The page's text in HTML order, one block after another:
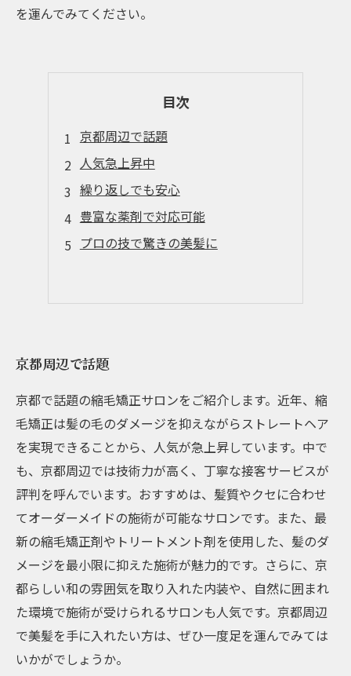
を運んでみてください。
目次
京都周辺で話題
人気急上昇中
繰り返しでも安心
豊富な薬剤で対応可能
プロの技で驚きの美髪に
京都周辺で話題
京都で話題の縮毛矯正サロンをご紹介します。近年、縮
毛矯正は髪の毛のダメージを抑えながらストレートヘア
を実現できることから、人気が急上昇しています。中で
も、京都周辺では技術力が高く、丁寧な接客サービスが
評判を呼んでいます。おすすめは、髪質やクセに合わせ
てオーダーメイドの施術が可能なサロンです。また、最
新の縮毛矯正剤やトリートメント剤を使用した、髪のダ
メージを最小限に抑えた施術が魅力的です。さらに、京
都らしい和の雰囲気を取り入れた内装や、自然に囲まれ
た環境で施術が受けられるサロンも人気です。京都周辺
で美髪を手に入れたい方は、ぜひ一度足を運んでみては
いかがでしょうか。